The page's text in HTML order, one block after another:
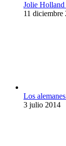
Jolie Holland
11 diciembre
Los
3 julio 2014